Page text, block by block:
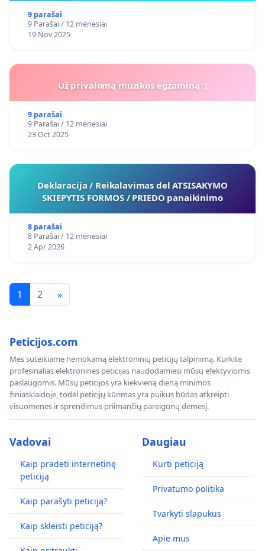
9 parašai
9 Parašai / 12 mėnesiai
19 Nov 2025
Už privalomą muzikos egzaminą :)
9 parašai
9 Parašai / 12 mėnesiai
23 Oct 2025
Deklaracija / Reikalavimas del ATSISAKYMO
SKIEPYTIS FORMOS / PRIEDO panaikinimo
8 parašai
8 Parašai / 12 mėnesiai
2 Apr 2026
1 2 »
Peticijos.com
Mes suteikiame nemokamą elektroninių peticijų talpinimą. Kurkite
profesinalias elektronines peticijas naudodamiesi mūsų efektyviomis
paslaugomis. Mūsų peticijos yra kiekvieną dieną minimos
žiniasklaidoje, todėl peticijų kūrimas yra puikus būdas atkreipti
visuomenės ir sprendimus priimančių pareigūnų dėmesį.
Vadovai
Kaip pradėti internetinę
peticiją
Kaip parašyti peticiją?
Kaip skleisti peticiją?
Daugiau
Kurti peticiją
Privatumo politika
Tvarkyti slapukus
Apie mus